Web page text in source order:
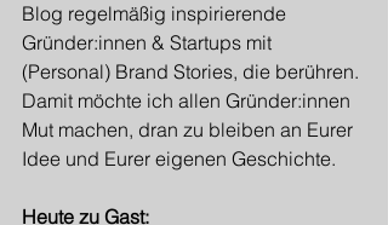
Blog regelmäßig inspirierende
Gründer:innen & Startups mit
(Personal) Brand Stories, die berühren.
Damit möchte ich allen Gründer:innen
Mut machen, dran zu bleiben an Eurer
Idee und Eurer eigenen Geschichte.
Heute zu Gast: